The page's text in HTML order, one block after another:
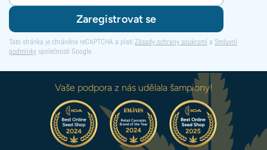
Zaregistrovat se
Tato stránka je chráněna reCAPTCHA a platí Zásady ochrany soukromí a Smluvní
podmínky společnosti Google.
Vaše podpora z nás udělala šampiony!